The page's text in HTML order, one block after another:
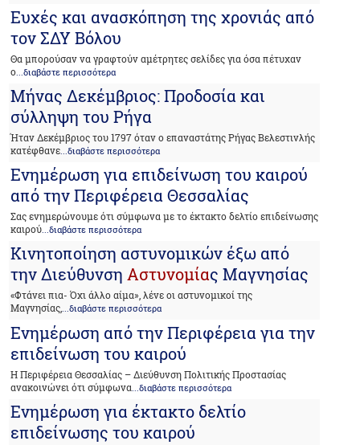
Ευχές και ανασκόπηση της χρονιάς από
τον ΣΔΥ Βόλου
Θα μπορούσαν να γραφτούν αμέτρητες σελίδες για όσα πέτυχαν
ο ...διαβάστε περισσότερα
Μήνας Δεκέμβριος: Προδοσία και
σύλληψη του Ρήγα
Ήταν Δεκέμβριος του 1797 όταν ο επαναστάτης Ρήγας Βελεστινλής
κατέφθανε...διαβάστε περισσότερα
Ενημέρωση για επιδείνωση του καιρού
από την Περιφέρεια Θεσσαλίας
Σας ενημερώνουμε ότι σύμφωνα με το έκτακτο δελτίο επιδείνωσης
καιρού...διαβάστε περισσότερα
Κινητοποίηση αστυνομικών έξω από
την ΔιεύθυνσηΑστυνομίας Μαγνησίας
«Φτάνει πια- Όχι άλλο αίμα», λένε οι αστυνομικοί της
Μαγνησίας,...διαβάστε περισσότερα
Ενημέρωση από την Περιφέρεια για την
επιδείνωση του καιρού
Η Περιφέρεια Θεσσαλίας – Διεύθυνση Πολιτικής Προστασίας
ανακοινώνει ότι σύμφωνα ...διαβάστε περισσότερα
Ενημέρωση για έκτακτο δελτίο
επιδείνωσης του καιρού